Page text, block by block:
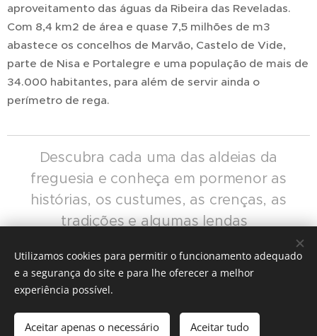
aproveitamento das águas da Ribeira das Reveladas.
Com 8,4 km2 de área e quase 7,5 milhões de m3
abastece os concelhos de Marvão, Castelo de Vide,
parte de Nisa e Portalegre e uma população de mais de
34.000 habitantes, para além de servir ainda o
perímetro de rega.
Descubra cada uma das aldeias da
freguesia e conheça em pormenor as
histórias, os custumes, as crenças, as
tradições e algumas lendas
Alvarrões Escusa Portagem
Porto da
Espada
Rasa São Salvador
Utilizamos cookies para permitir o funcionamento adequado
e a segurança do site e para lhe oferecer a melhor
experiência possível.
Aceitar apenas o necessário Aceitar tudo